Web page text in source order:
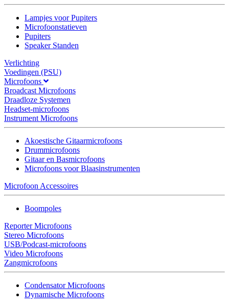
Lampjes voor Pupiters
Microfoonstatieven
Pupiters
Speaker Standen
Verlichting
Voedingen (PSU)
Microfoons
Broadcast Microfoons
Draadloze Systemen
Headset-microfoons
Instrument Microfoons
Akoestische Gitaarmicrofoons
Drummicrofoons
Gitaar en Basmicrofoons
Microfoons voor Blaasinstrumenten
Microfoon Accessoires
Boompoles
Reporter Microfoons
Stereo Microfoons
USB/Podcast-microfoons
Video Microfoons
Zangmicrofoons
Condensator Microfoons
Dynamische Microfoons